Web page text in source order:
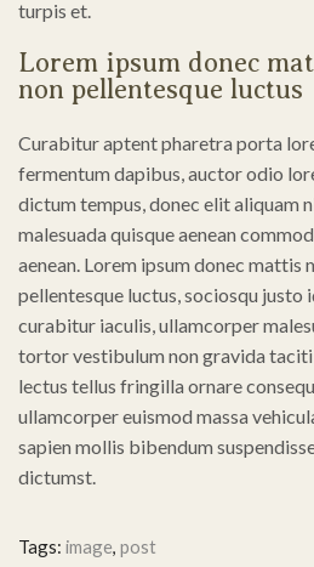
turpis et.
Lorem ipsum donec
non pellentesque luctus
Curabitur aptent pharetra porta
fermentum dapibus, auctor odio
dictum tempus, donec elit aliquam
malesuada quisque aenean
aenean. Lorem ipsum donec mattis
pellentesque luctus, sociosqu justo
curabitur iaculis, ullamcorper
tortor vestibulum non gravida
lectus tellus fringilla ornare
ullamcorper euismod massa
sapien mollis bibendum
dictumst.
Tags: image, post